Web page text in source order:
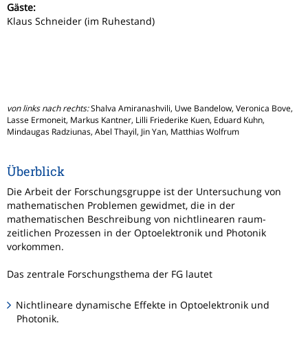
Gäste:
Klaus Schneider (im Ruhestand)
von links nach rechts:Shalva Amiranashvili, Uwe Bandelow, Veronica Bove,
Lasse Ermoneit, Markus Kantner, Lilli Friederike Kuen, Eduard Kuhn,
Mindaugas Radziunas, Abel Thayil, Jin Yan, Matthias Wolfrum
Überblick
Die Arbeit der Forschungsgruppe ist der Untersuchung von
mathematischen Problemen gewidmet, die in der
mathematischen Beschreibung von nichtlinearen raum-
zeitlichen Prozessen in der Optoelektronik und Photonik
vorkommen.
Das zentrale Forschungsthema der FG lautet
Nichtlineare dynamische Effekte in Optoelektronik und
Photonik.